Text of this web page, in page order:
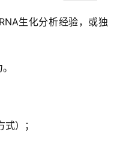
生化分析经验，或独
）；